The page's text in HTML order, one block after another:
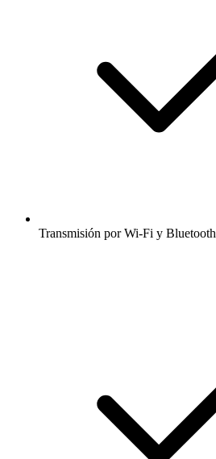
Transmisión por Wi-Fi y Bluetooth